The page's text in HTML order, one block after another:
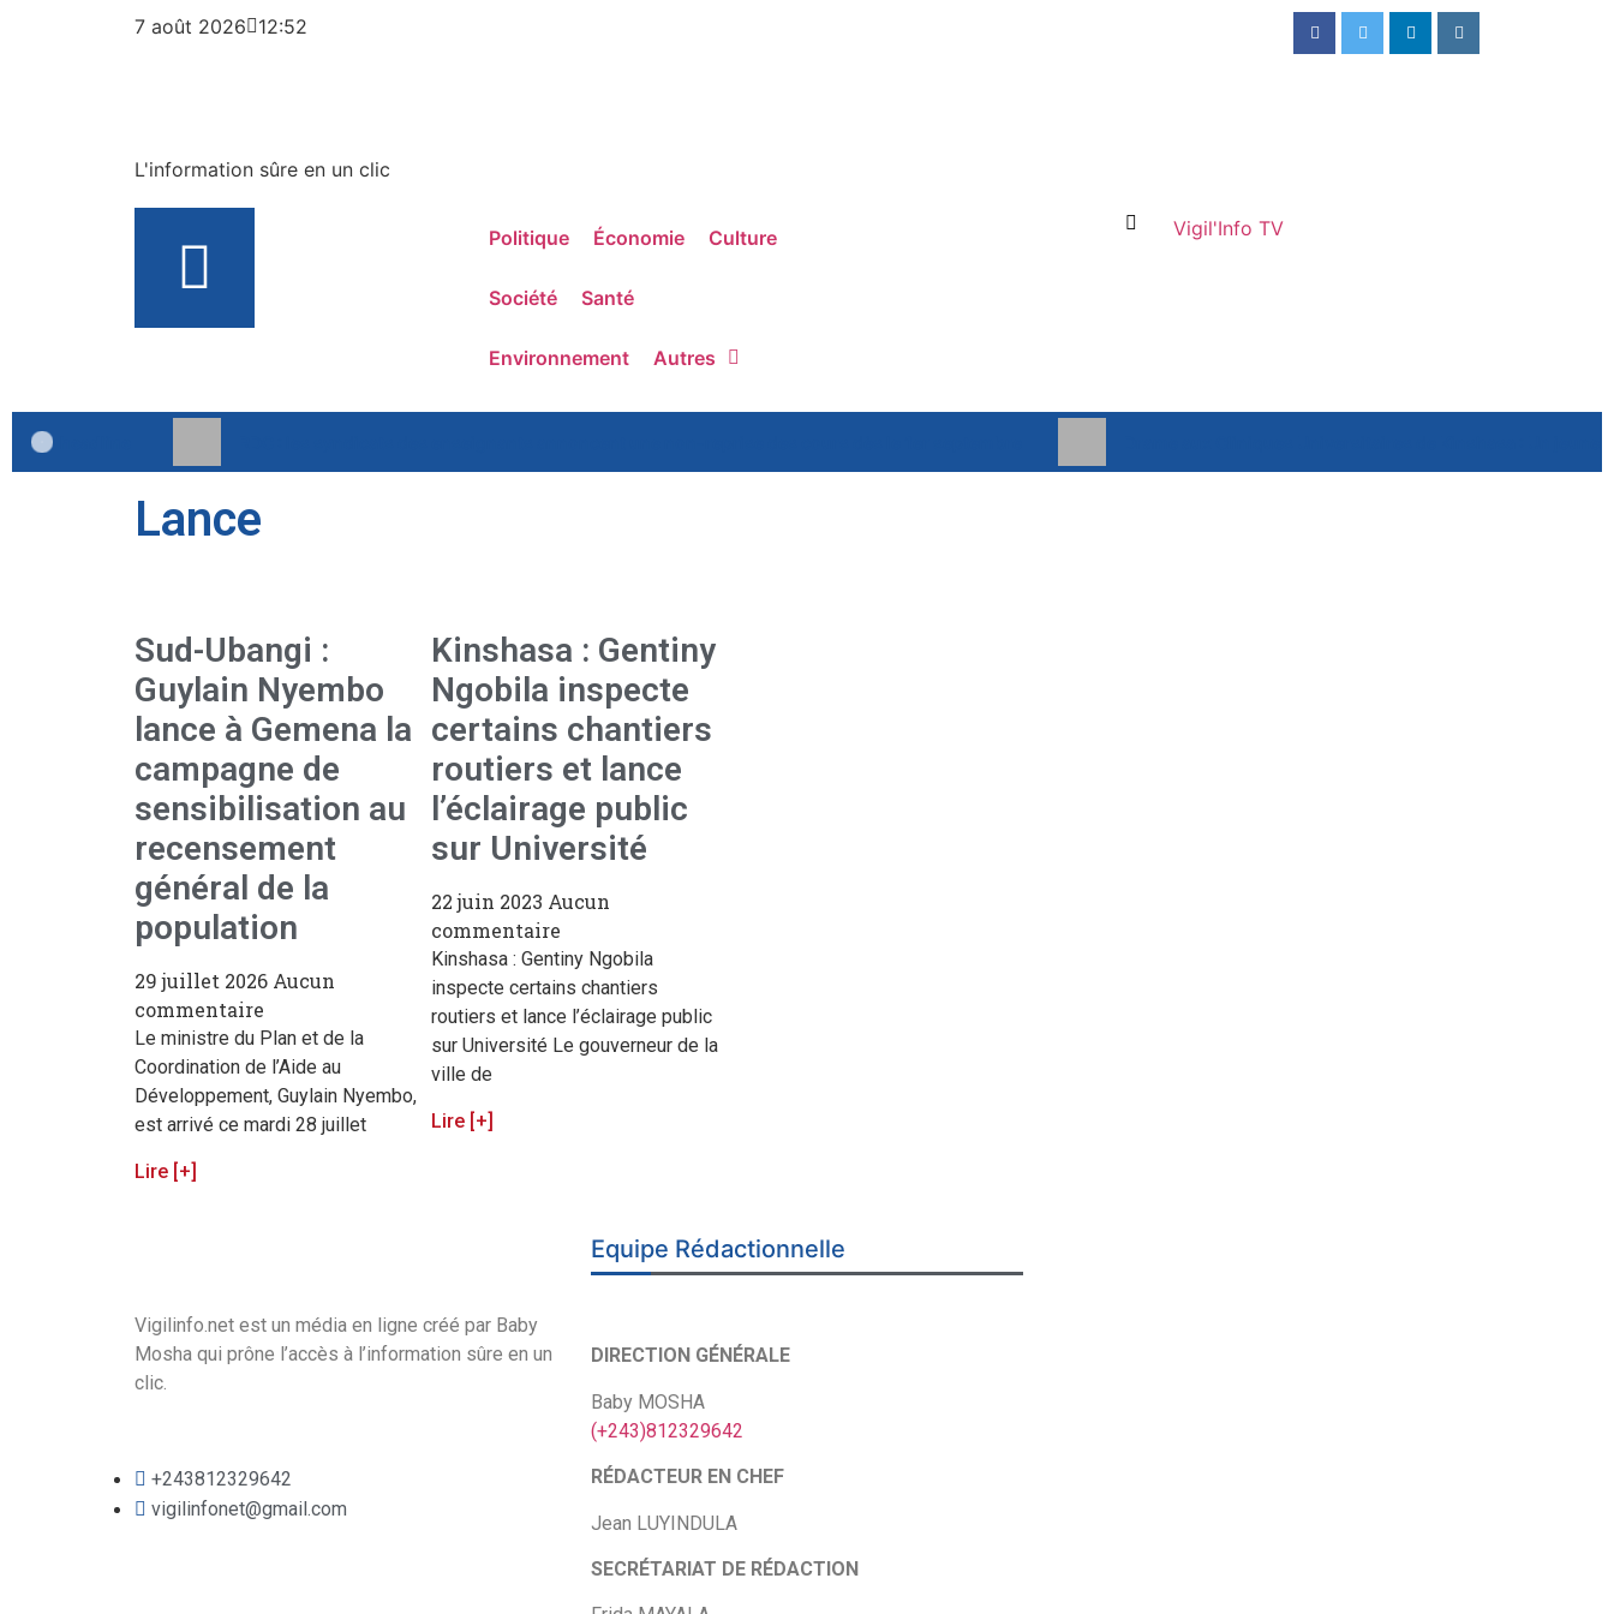
7 août 2026 12:52
L'information sûre en un clic
Politique Économie Culture
Société Santé
Environnement Autres
Vigil'Info TV
Lance
Sud-Ubangi :
Guylain Nyembo
lance à Gemena la
campagne de
sensibilisation au
recensement
général de la
population
29 juillet 2026 Aucun
commentaire
Le ministre du Plan et de la
Coordination de l’Aide au
Développement, Guylain Nyembo,
est arrivé ce mardi 28 juillet
Lire [+]
Kinshasa : Gentiny
Ngobila inspecte
certains chantiers
routiers et lance
l’éclairage public
sur Université
22 juin 2023 Aucun
commentaire
Kinshasa : Gentiny Ngobila
inspecte certains chantiers
routiers et lance l’éclairage public
sur Université Le gouverneur de la
ville de
Lire [+]
Vigilinfo.net est un média en ligne créé par Baby
Mosha qui prône l’accès à l’information sûre en un
clic.
+243812329642
vigilinfonet@gmail.com
Equipe Rédactionnelle
DIRECTION GÉNÉRALE
Baby MOSHA
(+243)812329642
RÉDACTEUR EN CHEF
Jean LUYINDULA
SECRÉTARIAT DE RÉDACTION